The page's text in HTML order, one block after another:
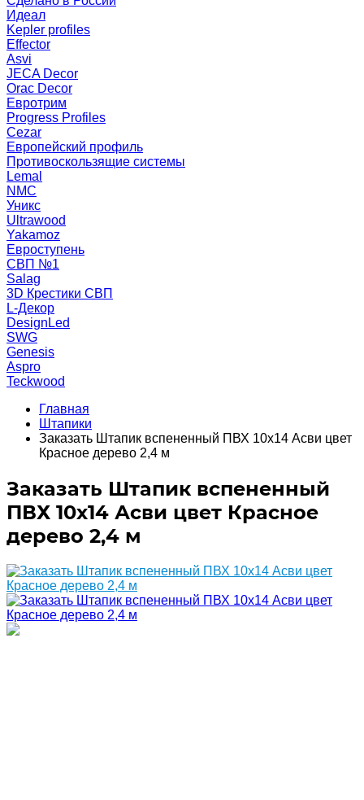
Идеал
Kepler profiles
Effector
Asvi
JECA Decor
Orac Decor
Евротрим
Progress Profiles
Cezar
Европейский профиль
Противоскользящие системы
Lemal
NMC
Уникс
Ultrawood
Yakamoz
Евроступень
СВП №1
Salag
3D Крестики СВП
L-Декор
DesignLed
SWG
Genesis
Aspro
Teckwood
Главная
Штапики
Заказать Штапик вспененный ПВХ 10х14 Асви цвет
Красное дерево 2,4 м
Заказать Штапик вспененный
ПВХ 10х14 Асви цвет Красное
дерево 2,4 м